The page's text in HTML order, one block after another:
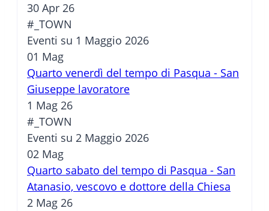
30 Apr 26
#_TOWN
Eventi su 1 Maggio 2026
01 Mag
Quarto venerdì del tempo di Pasqua - San
Giuseppe lavoratore
1 Mag 26
#_TOWN
Eventi su 2 Maggio 2026
02 Mag
Quarto sabato del tempo di Pasqua - San
Atanasio, vescovo e dottore della Chiesa
2 Mag 26